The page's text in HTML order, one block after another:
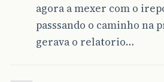
agora a mexer com o
passsando o caminho na
gerava o relatorio…